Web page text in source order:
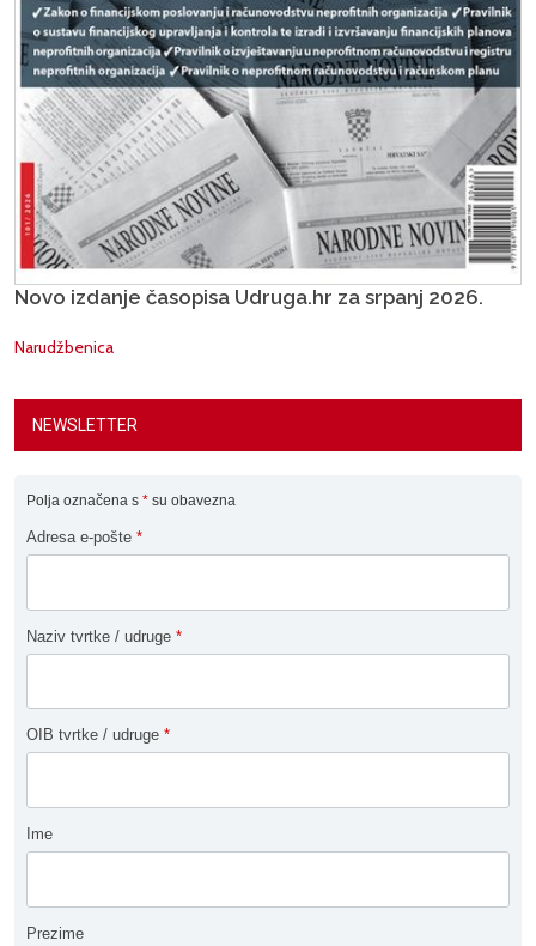
Novo izdanje časopisa Udruga.hr za srpanj 2026.
Narudžbenica
NEWSLETTER
Polja označena s * su obavezna
Adresa e-pošte *
Naziv tvrtke / udruge *
OIB tvrtke / udruge *
Ime
Prezime